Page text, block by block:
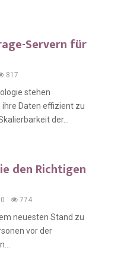
Servern für
817
stehen
Daten effizient zu
der...
den Richtigen
0 774
neuesten Stand zu
vor der